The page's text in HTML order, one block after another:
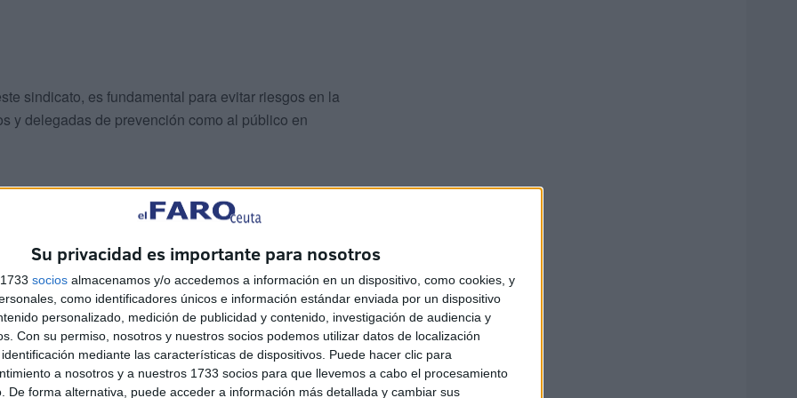
Su privacidad es importante para nosotros
socios almacenamos y/o accedemos a información en un dispositivo, como cookies, y
como identificadores únicos e información estándar enviada por un dispositivo
personalizado, medición de publicidad y contenido, investigación de audiencia y
Con su permiso, nosotros y nuestros socios podemos utilizar datos de localización
mediante las características de dispositivos. Puede hacer clic para
a nosotros y a nuestros 1733 socios para que llevemos a cabo el procesamiento
De forma alternativa, puede acceder a información más detallada y cambiar sus
sindicato, es fundamental para evitar riesgos en la
y delegadas de prevención como al público en
normativo y técnico
de Carolina Vidal, secretaria de la Mujer e
y con Carolina Gallego, médico internista y